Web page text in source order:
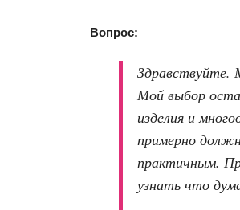
Вопрос:
Здравствуйте.
Мой выбор
изделия и
примерно
практичным.
узнать что